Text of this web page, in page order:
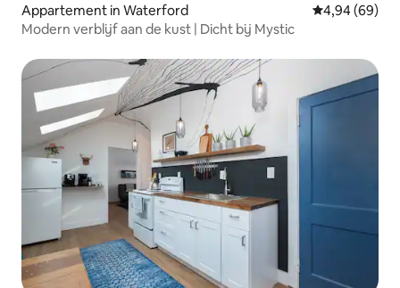
Appartement in Waterford Gemiddelde
4,94 (69)
Modern verblijf aan de kust | Dicht bij Mystic